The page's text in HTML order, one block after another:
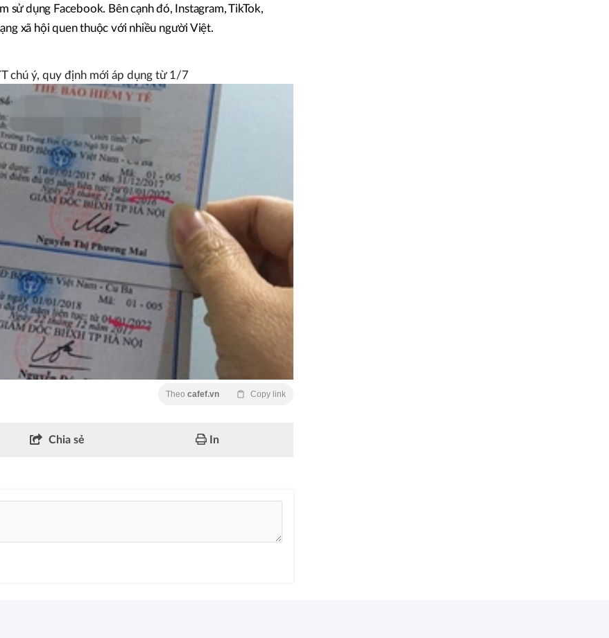
sử dụng Facebook. Bên cạnh đó, Instagram, TikTok,
xã hội quen thuộc với nhiều người Việt.
chú ý, quy định mới áp dụng từ 1/7
Theo cafef.vn Copy link
Chia sẻ In